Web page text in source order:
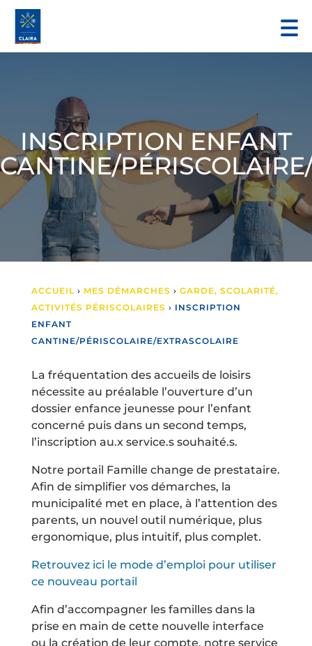
INSCRIPTION ENFANT
CANTINE/
ACCUEIL › MES DÉMARCHES › GARDE, SCOLARITÉ,
ACTIVITÉS PÉRISCOLAIRES › INSCRIPTION
ENFANT
CANTINE/PÉRISCOLAIRE/EXTRASCOLAIRE
La fréquentation des accueils de loisirs
nécessite au préalable l’ouverture d’un
dossier enfance jeunesse pour l’enfant
concerné puis dans un second temps,
l’inscription au.x service.s souhaité.s.
Notre portail Famille change de prestataire.
Afin de simplifier vos démarches, la
municipalité met en place, à l’attention des
parents, un nouvel outil numérique, plus
ergonomique, plus intuitif, plus complet.
Retrouvez ici le mode d’emploi pour utiliser
ce nouveau portail
Afin d’accompagner les familles dans la
prise en main de cette nouvelle interface
ou la création de leur compte, notre service